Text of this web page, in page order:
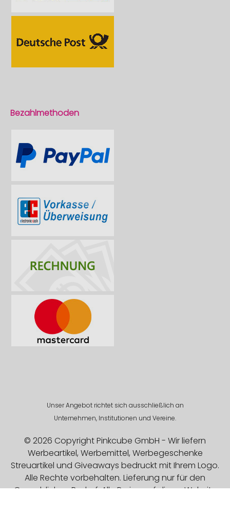
Bezahlmethoden
Unser Angebot richtet sich ausschließlich an
Unternehmen, Institutionen und Vereine.
© 2026 Copyright Pinkcube GmbH - Wir liefern
Werbeartikel, Werbemittel, Werbegeschenke
Streuartikel und Giveaways bedruckt mit Ihrem Logo.
Alle Rechte vorbehalten. Lieferung nur für den
Gewerblichen Bedarf. Alle Preise auf dieser Website